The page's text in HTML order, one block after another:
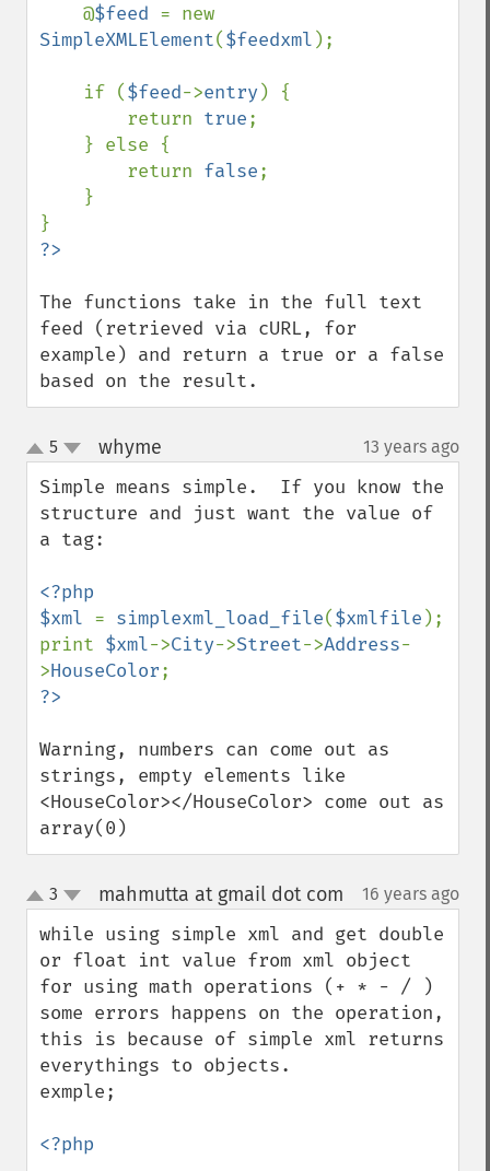
    @
$feed
SimpleXMLElement($feedxml );
    if (
$feed->entry ) {
        return
true;
        return
false;
The functions take in the full text
feed (retrieved via cURL, for
example) and return a true or a false
based on the result.
up
down
5 whyme 13 years ago
Simple means simple.  If you know the
structure and just want the value of
a tag:
<?php
$xml = simplexml_load_file($xmlfile );
print $xml->City->Street->Address-
>HouseColor
Warning, numbers can come out as
strings, empty elements like
<HouseColor></HouseColor> come out as
array(0)
up
down
3 mahmutta at gmail dot com 16 years ago
while using simple xml and get double
or float int value from xml object
for using math operations (+ * - / )
some errors happens on the operation,
this is because of simple xml returns
everythings to objects.
exmple;
<?php